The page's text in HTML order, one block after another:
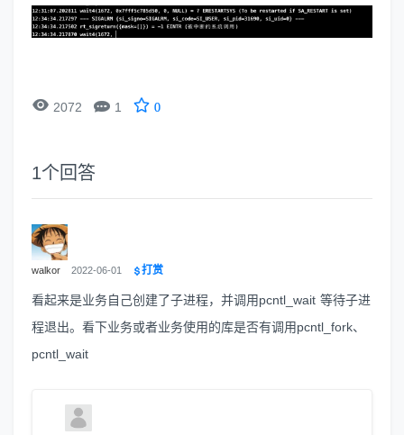
 2072  1 0
1个回答
walkor 2022-06-01 打赏
看起来是业务自己创建了子进程，并调用pcntl_wait 等待子进
程退出。看下业务或者业务使用的库是否有调用pcntl_fork、
pcntl_wait